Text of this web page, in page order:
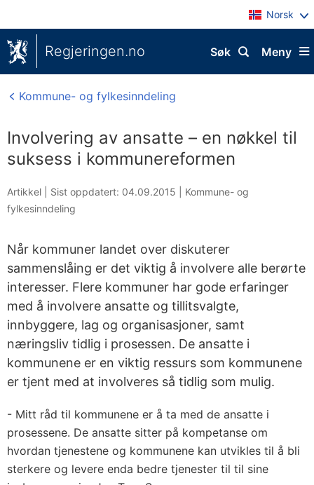
Norsk
Regjeringen.no Meny
Søk
Kommune- og fylkesinndeling
Involvering av ansatte – en nøkkel til
suksess i kommunereformen
Artikkel | Sist oppdatert: 04.09.2015
Kommune- og
fylkesinndeling
Når kommuner landet over diskuterer
sammenslåing er det viktig å involvere alle berørte
interesser. Flere kommuner har gode erfaringer
med å involvere ansatte og tillitsvalgte,
innbyggere, lag og organisasjoner, samt
næringsliv tidlig i prosessen. De ansatte i
kommunene er en viktig ressurs som kommunene
er tjent med at involveres så tidlig som mulig.
- Mitt råd til kommunene er å ta med de ansatte i
prosessene. De ansatte sitter på kompetanse om
hvordan tjenestene og kommunene kan utvikles til å bli
sterkere og levere enda bedre tjenester til til sine